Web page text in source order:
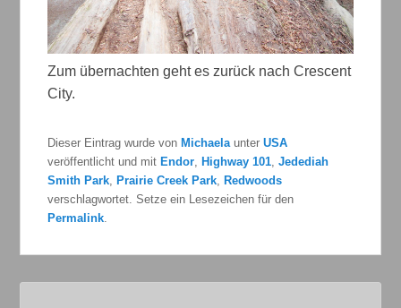
Zum übernachten geht es zurück nach Crescent
City.
Dieser Eintrag wurde von MichaelaunterUSA
veröffentlicht und mit Endor, Highway 101,Jedediah
Smith Park, Prairie Creek Park, Redwoods
verschlagwortet. Setze ein Lesezeichen für den
Permalink.